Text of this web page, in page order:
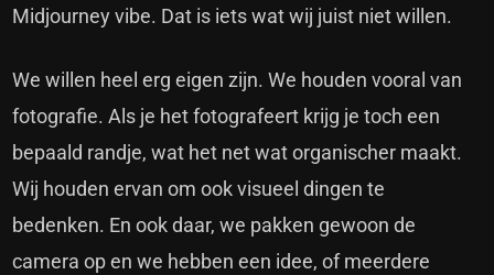
Midjourney vibe. Dat is iets wat wij juist niet willen.
We willen heel erg eigen zijn. We houden vooral van
fotografie. Als je het fotografeert krijg je toch een
bepaald randje, wat het net wat organischer maakt.
Wij houden ervan om ook visueel dingen te
bedenken. En ook daar, we pakken gewoon de
camera op en we hebben een idee, of meerdere